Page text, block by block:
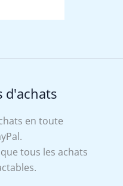
d'achats
en toute
tous les achats